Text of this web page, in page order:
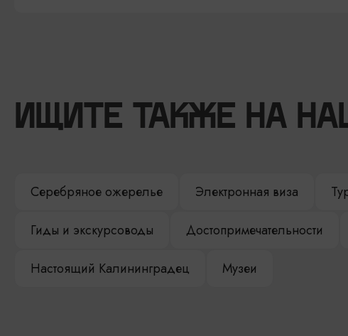
ИЩИТЕ ТАКЖЕ НА
Серебряное ожерелье Электронная виза
Гиды и экскурсоводы Достопримечательности
Настоящий Калининградец Музеи